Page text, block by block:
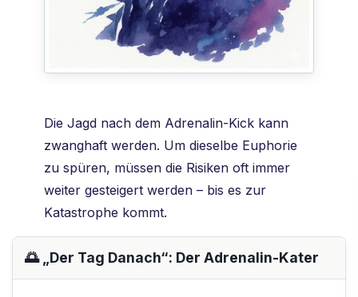
Die Jagd nach dem Adrenalin-Kick kann
zwanghaft werden. Um dieselbe Euphorie
zu spüren, müssen die Risiken oft immer
weiter gesteigert werden – bis es zur
Katastrophe kommt.
🌅 „Der Tag Danach“: Der Adrenalin-Kater